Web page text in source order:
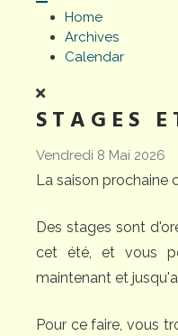
Home
Archives
Calendar
STAGES
Vendredi 8 Mai 2026
La saison prochaine
Des stages sont
cet été, et vous
maintenant et
Pour ce faire, vous